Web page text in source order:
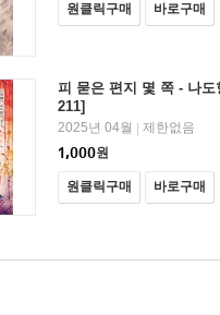
원클릭구매 바로구매
피 묻은 편지 몇 쪽 - 나
211]
2025년 04월
제한없음
1,000원
원클릭구매 바로구매